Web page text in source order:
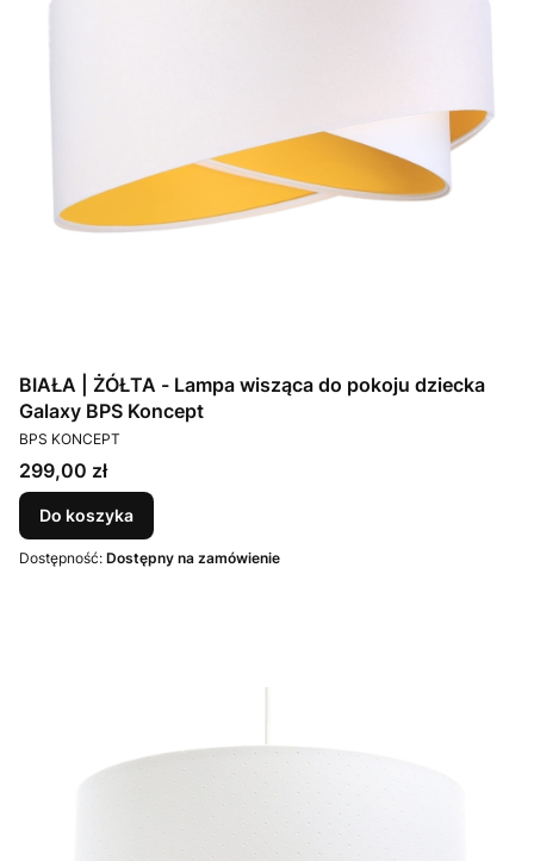
BIAŁA | ŻÓŁTA - Lampa wisząca do pokoju dziecka
Galaxy BPS Koncept
PRODUCENT
BPS KONCEPT
Cena
299,00 zł
Do koszyka
Dostępność: Dostępny na zamówienie